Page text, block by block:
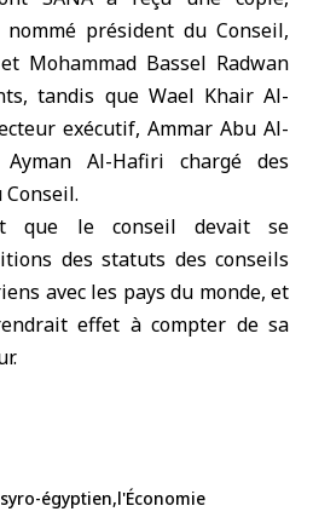
président du Conseil,
Mohammad Bassel Radwan
tandis que Wael Khair Al-
exécutif, Ammar Abu Al-
Al-Hafiri chargé des
que le conseil devait se
des statuts des conseils
avec les pays du monde, et
effet à compter de sa
égyptien l'Économie